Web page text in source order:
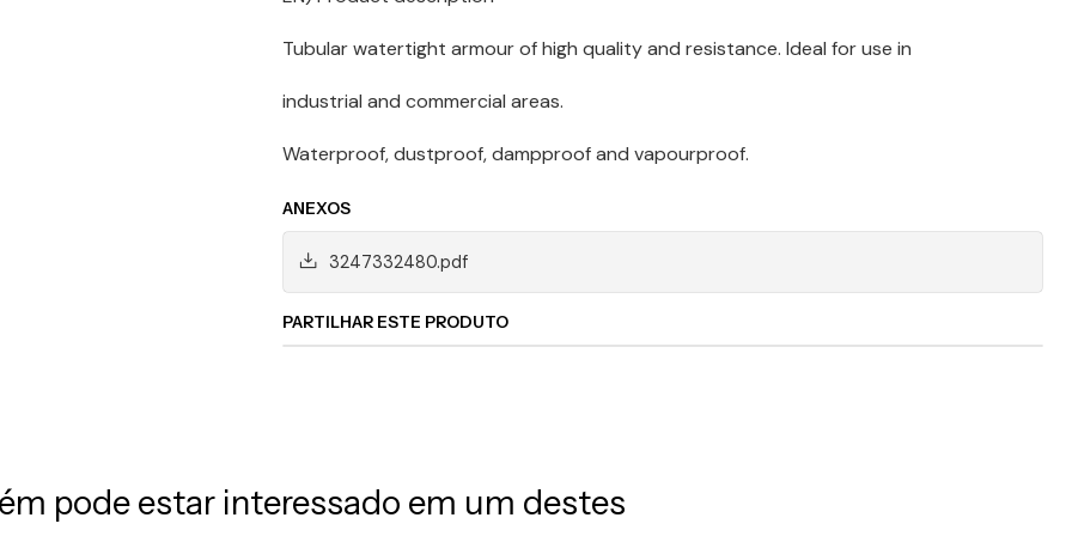
Tubular watertight armour of high quality and resistance. Ideal for use in
industrial and commercial areas.
Waterproof, dustproof, dampproof and vapourproof.
ANEXOS
3247332480.pdf
PARTILHAR ESTE PRODUTO
pode estar interessado em um destes